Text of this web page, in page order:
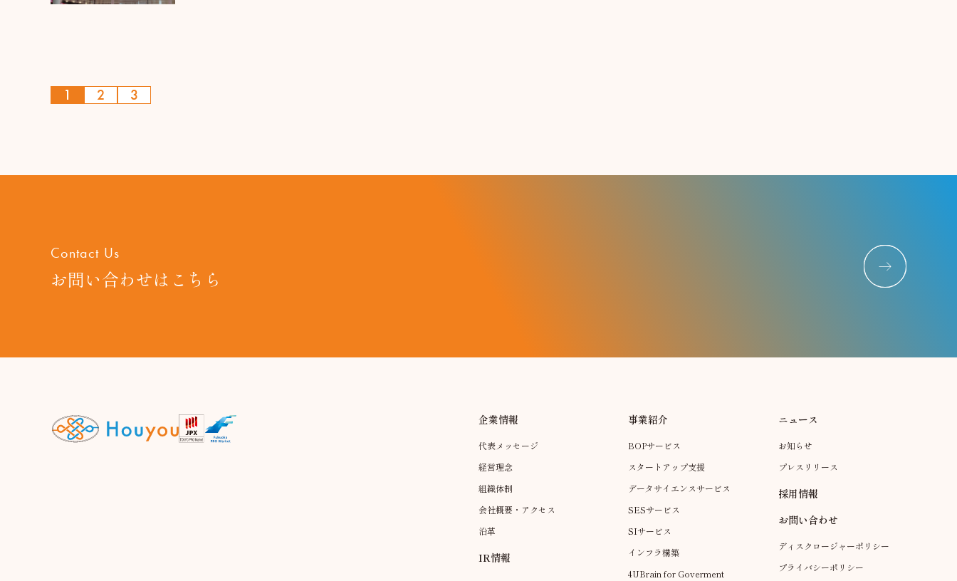
1 2 3
Contact Us
お問い合わせはこちら
企業情報
代表メッセージ
経営理念
組織体制
会社概要・アクセス
沿革
IR情報
事業紹介
BOPサービス
スタートアップ支援
データサイエンスサービス
SESサービス
SIサービス
インフラ構築
4UBrain for Goverment
ニュース
お知らせ
プレスリリース
採用情報
お問い合わせ
ディスクロージャーポリシー
プライバシーポリシー